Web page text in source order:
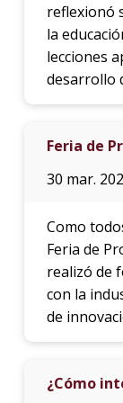
reflexionó
la
lecciones
desarrollo
Feria de
30 mar.
Como
Feria de
realizó de
con la
de
¿Cómo